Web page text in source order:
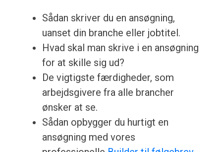
Sådan skriver du en ansøgning,
uanset din branche eller jobtitel.
Hvad skal man skrive i en ansøgning
for at skille sig ud?
De vigtigste færdigheder, som
arbejdsgivere fra alle brancher
ønsker at se.
Sådan opbygger du hurtigt en
ansøgning med vores